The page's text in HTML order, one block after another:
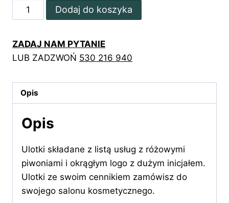
ilość
Kwiatowe
składane
z
usług
i
okrągłym
logo
Dodaj do koszyka
ZADAJ NAM PYTANIE
LUB ZADZWOŃ 530 216 940
Opis
Opis
Ulotki składane z listą usług z różowymi
piwoniami i okrągłym logo z dużym inicjałem.
Ulotki ze swoim cennikiem zamówisz do
swojego salonu kosmetycznego.